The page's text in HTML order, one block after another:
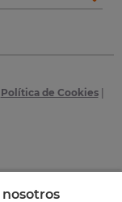
Política de Cookies|